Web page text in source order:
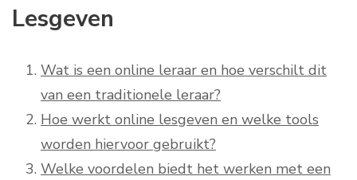
Lesgeven
Wat is een online leraar en hoe verschilt dit
van een traditionele leraar?
Hoe werkt online lesgeven en welke tools
worden hiervoor gebruikt?
Welke voordelen biedt het werken met een